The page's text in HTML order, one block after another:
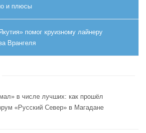
и плюсы
помог круизному лайнеру
Врангеля
в числе лучших: как прошёл
«Русский Север» в Магадане